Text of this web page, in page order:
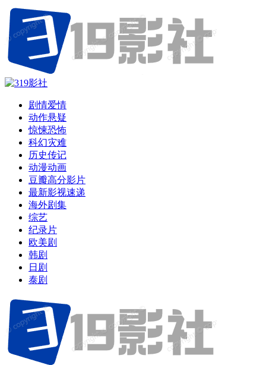
剧情爱情
动作悬疑
惊悚恐怖
科幻灾难
历史传记
动漫动画
豆瓣高分影片
最新影视速递
海外剧集
综艺
纪录片
欧美剧
韩剧
日剧
泰剧